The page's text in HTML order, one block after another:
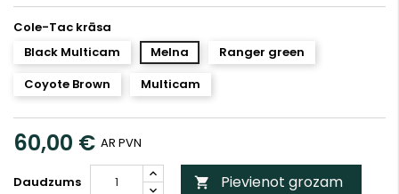
Cole-Tac krāsa
Black Multicam
Melna
Ranger green
Coyote Brown
Multicam
60,00 € AR PVN
Daudzums  Pievienot grozam